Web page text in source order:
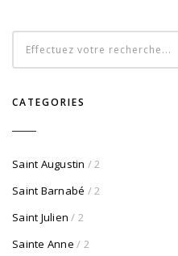
CATEGORIES
Saint Augustin / 2
Saint Barnabé / 2
Saint Julien / 2
Sainte Anne / 2